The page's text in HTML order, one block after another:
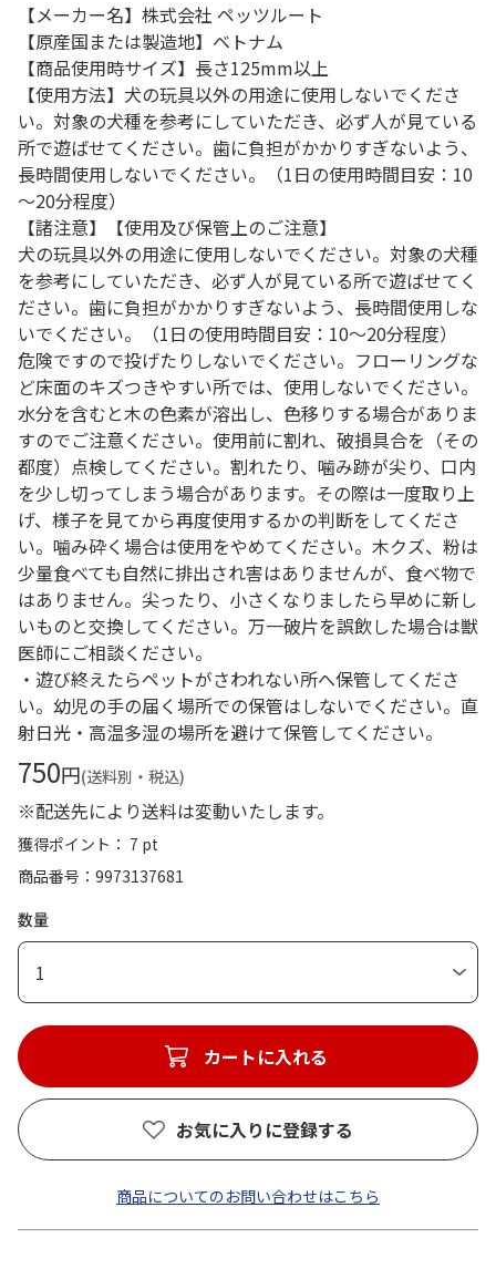
【メーカー名】株式会社 ペッツルート
【原産国または製造地】ベトナム
【商品使用時サイズ】長さ125mm以上
【使用方法】犬の玩具以外の用途に使用しないでくださ
い。対象の犬種を参考にしていただき、必ず人が見ている
所で遊ばせてください。歯に負担がかかりすぎないよう、
長時間使用しないでください。（1日の使用時間目安：10
～20分程度）
【諸注意】【使用及び保管上のご注意】
犬の玩具以外の用途に使用しないでください。対象の犬種
を参考にしていただき、必ず人が見ている所で遊ばせてく
ださい。歯に負担がかかりすぎないよう、長時間使用しな
いでください。（1日の使用時間目安：10～20分程度）
危険ですので投げたりしないでください。フローリングな
ど床面のキズつきやすい所では、使用しないでください。
水分を含むと木の色素が溶出し、色移りする場合がありま
すのでご注意ください。使用前に割れ、破損具合を（その
都度）点検してください。割れたり、噛み跡が尖り、口内
を少し切ってしまう場合があります。その際は一度取り上
げ、様子を見てから再度使用するかの判断をしてくださ
い。噛み砕く場合は使用をやめてください。木クズ、粉は
少量食べても自然に排出され害はありませんが、食べ物で
はありません。尖ったり、小さくなりましたら早めに新し
いものと交換してください。万一破片を誤飲した場合は獣
医師にご相談ください。
・遊び終えたらペットがさわれない所へ保管してくださ
い。幼児の手の届く場所での保管はしないでください。直
射日光・高温多湿の場所を避けて保管してください。
750円(送料別・税込)
※配送先により送料は変動いたします。
獲得ポイント： 7 pt
商品番号
9973137681
数量
1
カートに入れる
お気に入りに登録する
商品についてのお問い合わせはこちら